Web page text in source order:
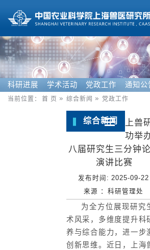
科研进展 学术活动 党政工作 通知公
当前位置： 首 页 综合新闻 党政工作
综合新闻
上兽
功举
八届研究生三分钟
演讲比赛
发布时间: 2025-09-22
来源 ： 科研管理处
为全方位展现研究
术风采，多维度提升科
养与综合能力，进一步
创新思维。近日，上海